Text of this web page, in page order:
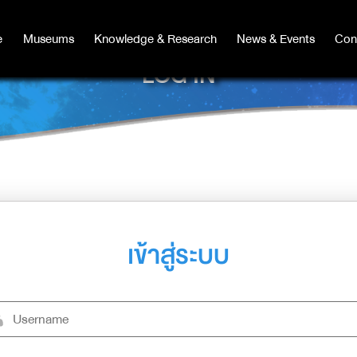
Museums Knowledge & Research News & Events
Museums Knowledge & Research News & Events
LOG IN
เข้าสู่ระบบ